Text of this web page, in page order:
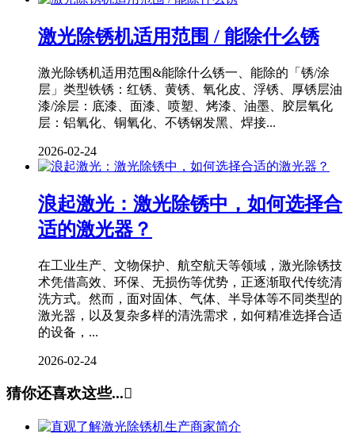
激光除锈机适用范围 / 能除什么锈
激光除锈机适用范围&能除什么锈一、能除的「锈/涂
层」类型铁锈：红锈、黄锈、氧化皮、浮锈、厚锈层油
漆/涂层：底漆、面漆、喷塑、烤漆、油墨、胶层氧化
层：铝氧化、铜氧化、不锈钢发黑、焊接...
2026-02-24
浪起激光：激光除锈中，如何选择合
适的激光器？
在工业生产、文物保护、航空航天等领域，激光除锈技
术凭借高效、环保、无损伤等优势，正逐渐取代传统清
洗方式。然而，面对固体、气体、半导体等不同类型的
激光器，以及复杂多样的清洗需求，如何精准选择合适
的设备，...
2026-02-24
猜你还喜欢这些...